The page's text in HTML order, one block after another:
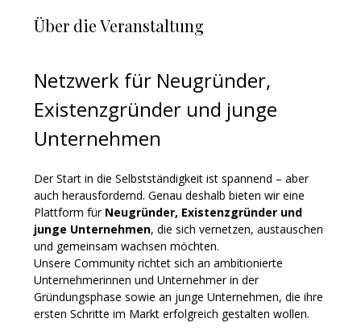
Über die Veranstaltung
Netzwerk für Neugründer,
Existenzgründer und junge
Unternehmen
Der Start in die Selbstständigkeit ist spannend – aber
auch herausfordernd. Genau deshalb bieten wir eine
Plattform für Neugründer, Existenzgründer und
junge Unternehmen, die sich vernetzen, austauschen
und gemeinsam wachsen möchten.
Unsere Community richtet sich an ambitionierte
Unternehmerinnen und Unternehmer in der
Gründungsphase sowie an junge Unternehmen, die ihre
ersten Schritte im Markt erfolgreich gestalten wollen.